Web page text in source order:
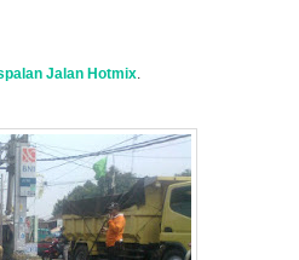
Jalan Hotmix.